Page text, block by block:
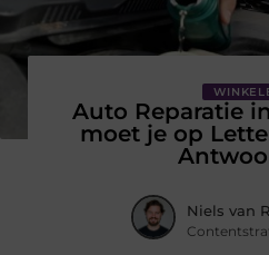
Auto Reparatie
moet je op
Niels van